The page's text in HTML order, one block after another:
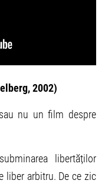
2002)
nu un film despre
libertăților
liber arbitru. De ce zic